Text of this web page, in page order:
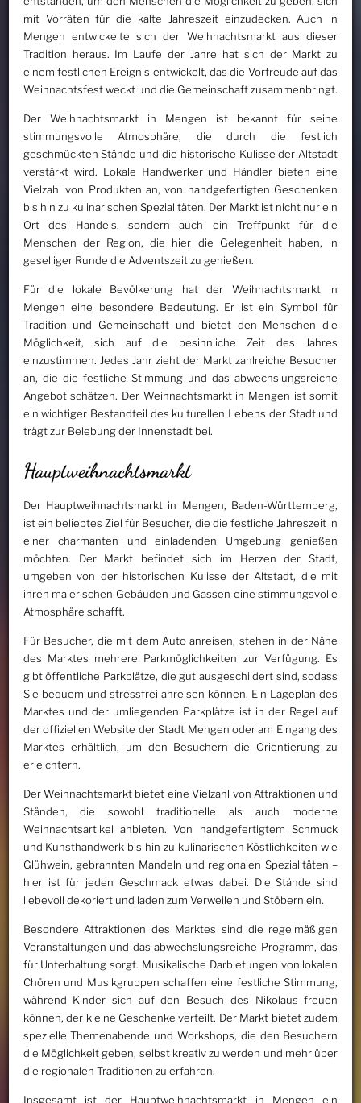
mit Vorräten für die kalte Jahreszeit einzudecken. Auch in
Mengen entwickelte sich der Weihnachtsmarkt aus dieser
Tradition heraus. Im Laufe der Jahre hat sich der Markt zu
einem festlichen Ereignis entwickelt, das die Vorfreude auf das
Weihnachtsfest weckt und die Gemeinschaft zusammenbringt.
Der Weihnachtsmarkt in Mengen ist bekannt für seine
stimmungsvolle Atmosphäre, die durch die festlich
geschmückten Stände und die historische Kulisse der Altstadt
verstärkt wird. Lokale Handwerker und Händler bieten eine
Vielzahl von Produkten an, von handgefertigten Geschenken
bis hin zu kulinarischen Spezialitäten. Der Markt ist nicht nur ein
Ort des Handels, sondern auch ein Treffpunkt für die
Menschen der Region, die hier die Gelegenheit haben, in
geselliger Runde die Adventszeit zu genießen.
Für die lokale Bevölkerung hat der Weihnachtsmarkt in
Mengen eine besondere Bedeutung. Er ist ein Symbol für
Tradition und Gemeinschaft und bietet den Menschen die
Möglichkeit, sich auf die besinnliche Zeit des Jahres
einzustimmen. Jedes Jahr zieht der Markt zahlreiche Besucher
an, die die festliche Stimmung und das abwechslungsreiche
Angebot schätzen. Der Weihnachtsmarkt in Mengen ist somit
ein wichtiger Bestandteil des kulturellen Lebens der Stadt und
trägt zur Belebung der Innenstadt bei.
Hauptweihnachtsmarkt
Der Hauptweihnachtsmarkt in Mengen, Baden-Württemberg,
ist ein beliebtes Ziel für Besucher, die die festliche Jahreszeit in
einer charmanten und einladenden Umgebung genießen
möchten. Der Markt befindet sich im Herzen der Stadt,
umgeben von der historischen Kulisse der Altstadt, die mit
ihren malerischen Gebäuden und Gassen eine stimmungsvolle
Atmosphäre schafft.
Für Besucher, die mit dem Auto anreisen, stehen in der Nähe
des Marktes mehrere Parkmöglichkeiten zur Verfügung. Es
gibt öffentliche Parkplätze, die gut ausgeschildert sind, sodass
Sie bequem und stressfrei anreisen können. Ein Lageplan des
Marktes und der umliegenden Parkplätze ist in der Regel auf
der offiziellen Website der Stadt Mengen oder am Eingang des
Marktes erhältlich, um den Besuchern die Orientierung zu
erleichtern.
Der Weihnachtsmarkt bietet eine Vielzahl von Attraktionen und
Ständen, die sowohl traditionelle als auch moderne
Weihnachtsartikel anbieten. Von handgefertigtem Schmuck
und Kunsthandwerk bis hin zu kulinarischen Köstlichkeiten wie
Glühwein, gebrannten Mandeln und regionalen Spezialitäten –
hier ist für jeden Geschmack etwas dabei. Die Stände sind
liebevoll dekoriert und laden zum Verweilen und Stöbern ein.
Besondere Attraktionen des Marktes sind die regelmäßigen
Veranstaltungen und das abwechslungsreiche Programm, das
für Unterhaltung sorgt. Musikalische Darbietungen von lokalen
Chören und Musikgruppen schaffen eine festliche Stimmung,
während Kinder sich auf den Besuch des Nikolaus freuen
können, der kleine Geschenke verteilt. Der Markt bietet zudem
spezielle Themenabende und Workshops, die den Besuchern
die Möglichkeit geben, selbst kreativ zu werden und mehr über
die regionalen Traditionen zu erfahren.
Insgesamt ist der Hauptweihnachtsmarkt in Mengen ein